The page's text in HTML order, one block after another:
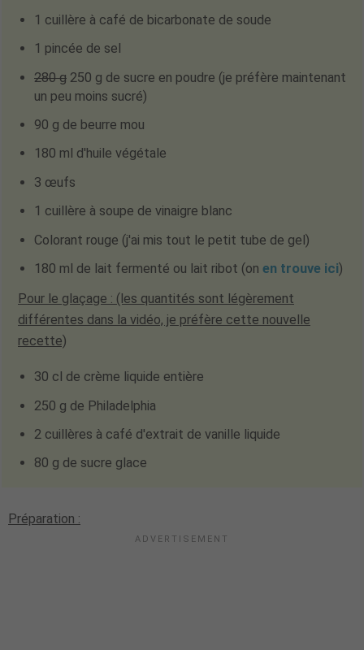
1 cuillère à café de bicarbonate de soude
1 pincée de sel
280 g 250 g de sucre en poudre (je préfère maintenant
un peu moins sucré)
90 g de beurre mou
180 ml d'huile végétale
3 œufs
1 cuillère à soupe de vinaigre blanc
Colorant rouge (j'ai mis tout le petit tube de gel)
180 ml de lait fermenté ou lait ribot (on en trouve ici)
Pour le glaçage : (les quantités sont légèrement
différentes dans la vidéo, je préfère cette nouvelle
recette)
30 cl de crème liquide entière
250 g de Philadelphia
2 cuillères à café d'extrait de vanille liquide
80 g de sucre glace
Préparation :